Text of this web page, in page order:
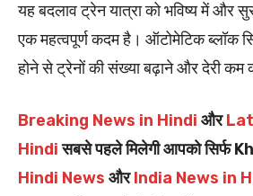
यह बदलाव ट्रेन यात्रा को भविष्य में और
एक महत्वपूर्ण कदम है। ऑटोमेटिक ब्लॉक
होने से ट्रेनों की संख्या बढ़ाने और देरी कम
Breaking News in Hindi और
Hindiसबसे पहले मिलेगी आपको सिर्फ
Hindi News औरIndia News in